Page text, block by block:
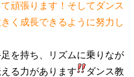
頑張ります！ そしてダンス
く成長できるように努力し
を持ち、リズムに乗りなが
る力があります
ダンス教